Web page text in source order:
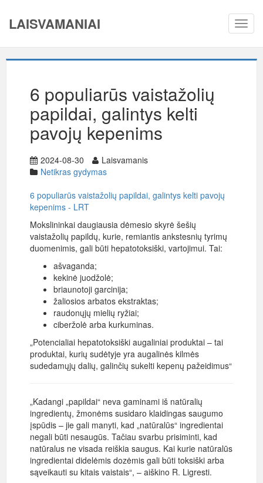
LAISVAMANIAI
6 populiarūs vaistažolių
papildai, galintys kelti
pavojų kepenims
2024-08-30
Laisvamanis
Netikras gydymas
6 populiarūs vaistažolių papildai, galintys kelti pavojų
kepenims - LRT
Mokslininkai daugiausia dėmesio skyrė šešių
vaistažolių papildų, kurie, remiantis ankstesnių tyrimų
duomenimis, gali būti hepatotoksiški, vartojimui. Tai:
ašvaganda;
kekinė juodžolė;
briaunotoji garcinija;
žaliosios arbatos ekstraktas;
raudonųjų mielių ryžiai;
ciberžolė arba kurkuminas.
„Potencialiai hepatotoksiški augaliniai produktai – tai
produktai, kurių sudėtyje yra augalinės kilmės
sudedamųjų dalių, galinčių sukelti kepenų pažeidimus“
„Kadangi „papildai“ neva gaminami iš natūralių
ingredientų, žmonėms susidaro klaidingas saugumo
įspūdis – jie gali manyti, kad „natūralūs“ ingredientai
negali būti nesaugūs. Tačiau svarbu prisiminti, kad
natūralus ne visada reiškia saugus. Kai kurie natūralūs
ingredientai didelėmis dozėmis gali būti toksiški arba
sąveikauti su kitais vaistais“, – aiškino R. Ligresti.